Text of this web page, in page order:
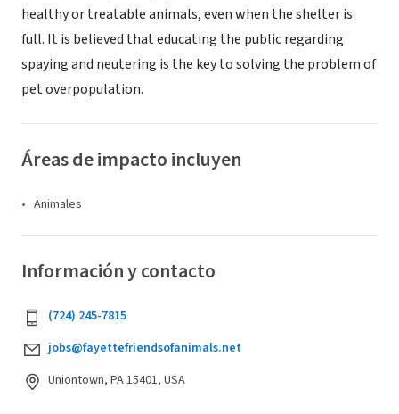
healthy or treatable animals, even when the shelter is
full. It is believed that educating the public regarding
spaying and neutering is the key to solving the problem of
pet overpopulation.
Áreas de impacto incluyen
Animales
Información y contacto
(724) 245-7815
jobs@fayettefriendsofanimals.net
Uniontown, PA 15401, USA